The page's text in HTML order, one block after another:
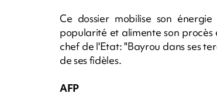
Ce dossier mobilise son
popularité et alimente son
chef de l'Etat: "Bayrou dans ses
de ses fidèles.
AFP